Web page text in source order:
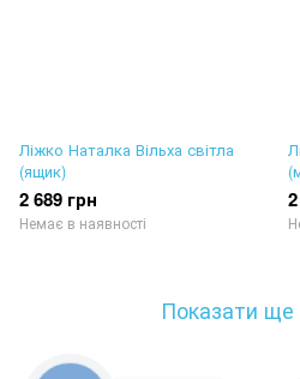
Ліжко Наталка Вільха світла
(ящик)
2 689 грн
Немає в наявності
Показати ще